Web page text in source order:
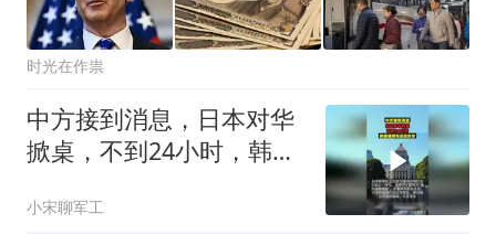
时光在作祟
中方接到消息，日本对华
掀桌，不到24小时，韩国
小宋聊军工